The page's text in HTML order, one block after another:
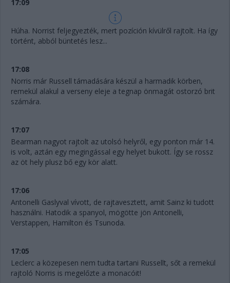
17:09
Húha. Norrist feljegyezték, mert pozíción kívülről rajtolt. Ha így
történt, abból büntetés lesz...
17:08
Norris már Russell támadására készül a harmadik körben,
remekül alakul a verseny eleje a tegnap önmagát ostorzó brit
számára.
17:07
Bearman nagyot rajtolt az utolsó helyről, egy ponton már 14.
is volt, aztán egy megingással egy helyet bukott. Így se rossz
az öt hely plusz bő egy kör alatt.
17:06
Antonelli Gaslyval vívott, de rajtavesztett, amit Sainz ki tudott
használni. Hatodik a spanyol, mögötte jön Antonelli,
Verstappen, Hamilton és Tsunoda.
17:05
Leclerc a közepesen nem tudta tartani Russellt, sőt a remekül
rajtoló Norris is megelőzte a monacóit!